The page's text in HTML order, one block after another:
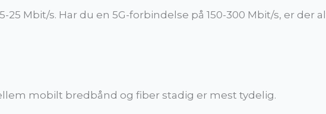
Mbit/s. Har du en 5G-forbindelse på 150-300 Mbit/s, er der
mobilt bredbånd og fiber stadig er mest tydelig.